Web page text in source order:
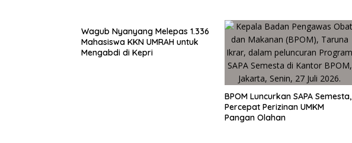
Wagub Nyanyang Melepas 1.336
Mahasiswa KKN UMRAH untuk
Mengabdi di Kepri
BPOM Luncurkan SAPA Semesta,
Percepat Perizinan UMKM
Pangan Olahan